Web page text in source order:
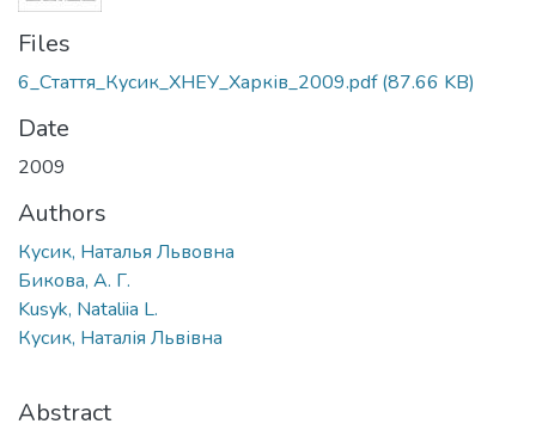
Files
6_Стаття_Кусик_ХНЕУ_Харків_2009.pdf(87.66 KB)
Date
2009
Authors
Кусик, Наталья Львовна
Бикова, А. Г.
Kusyk, Nataliia L.
Кусик, Наталія Львівна
Abstract